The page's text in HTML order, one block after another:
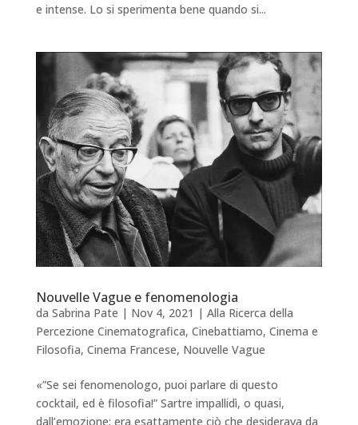
e intense. Lo si sperimenta bene quando si...
Nouvelle Vague e fenomenologia
da Sabrina Pate | Nov 4, 2021 | Alla Ricerca della
Percezione Cinematografica, Cinebattiamo, Cinema e
Filosofia, Cinema Francese, Nouvelle Vague
«”Se sei fenomenologo, puoi parlare di questo
cocktail, ed è filosofia!” Sartre impallidì, o quasi,
dall’emozione; era esattamente ciò che desiderava da